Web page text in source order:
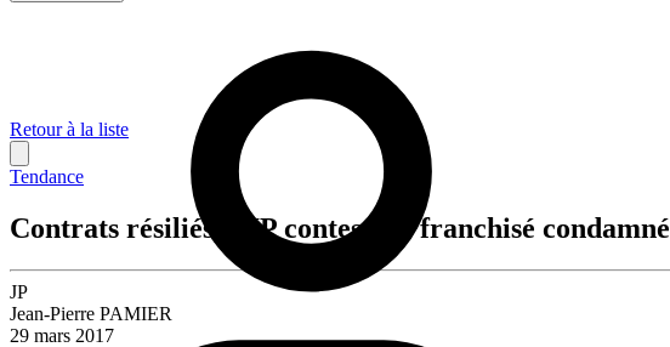
Retour à la liste
Tendance
Contrats résiliés, DIP contestés : franchisé condamné
JP
Jean-Pierre PAMIER
29 mars 2017